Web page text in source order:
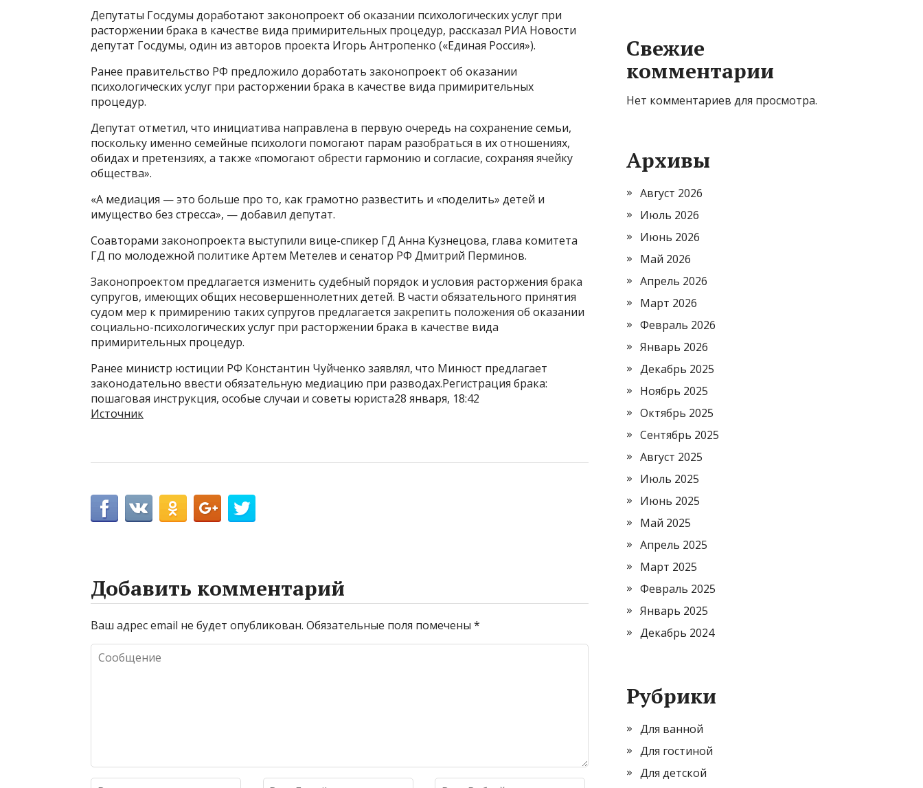
Депутаты Госдумы доработают законопроект об оказании психологических услуг при
расторжении брака в качестве вида примирительных процедур, рассказал РИА Новости
депутат Госдумы, один из авторов проекта Игорь Антропенко («Единая Россия»).
Ранее правительство РФ предложило доработать законопроект об оказании
психологических услуг при расторжении брака в качестве вида примирительных
процедур.
Депутат отметил, что инициатива направлена в первую очередь на сохранение семьи,
поскольку именно семейные психологи помогают парам разобраться в их отношениях,
обидах и претензиях, а также «помогают обрести гармонию и согласие, сохраняя ячейку
общества».
«А медиация — это больше про то, как грамотно развестить и «поделить» детей и
имущество без стресса», — добавил депутат.
Соавторами законопроекта выступили вице-спикер ГД Анна Кузнецова, глава комитета
ГД по молодежной политике Артем Метелев и сенатор РФ Дмитрий Перминов.
Законопроектом предлагается изменить судебный порядок и условия расторжения брака
супругов, имеющих общих несовершеннолетних детей. В части обязательного принятия
судом мер к примирению таких супругов предлагается закрепить положения об оказании
социально-психологических услуг при расторжении брака в качестве вида
примирительных процедур.
Ранее министр юстиции РФ Константин Чуйченко заявлял, что Минюст предлагает
законодательно ввести обязательную медиацию при разводах.Регистрация брака:
пошаговая инструкция, особые случаи и советы юриста28 января, 18:42
Источник
Добавить комментарий
Ваш адрес email не будет опубликован. Обязательные поля помечены *
Свежие
комментарии
Нет комментариев для просмотра.
Архивы
Август 2026
Июль 2026
Июнь 2026
Май 2026
Апрель 2026
Март 2026
Февраль 2026
Январь 2026
Декабрь 2025
Ноябрь 2025
Октябрь 2025
Сентябрь 2025
Август 2025
Июль 2025
Июнь 2025
Май 2025
Апрель 2025
Март 2025
Февраль 2025
Январь 2025
Декабрь 2024
Рубрики
Для ванной
Для гостиной
Для детской